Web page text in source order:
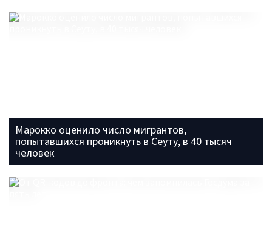
Марокко оценило число мигрантов,
попытавшихся проникнуть в Сеуту, в 40 тысяч
человек